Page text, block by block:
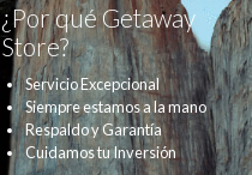
¿Por qué Getaway
Store?
Servicio Excepcional
Siempre estamos a la mano
Respaldo y Garantía
Cuidamos tu Inversión